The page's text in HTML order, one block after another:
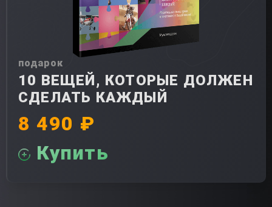
подарок
10 ВЕЩЕЙ, КОТОРЫЕ ДОЛЖЕН
СДЕЛАТЬ КАЖДЫЙ
8 490 ₽
Купить